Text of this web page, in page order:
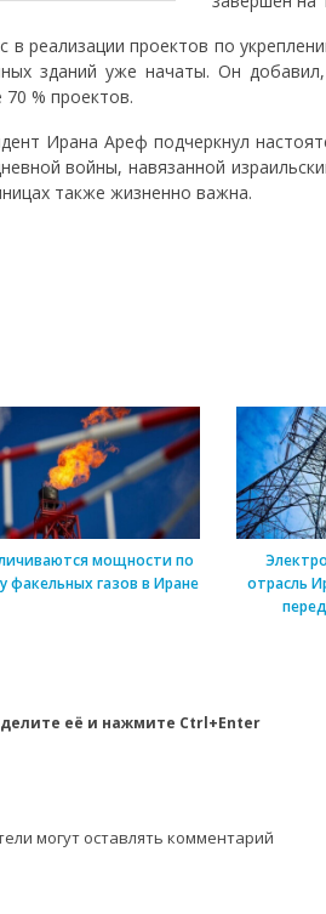
в реализации проектов по
зданий уже начаты. Он
% проектов.
Ирана Ареф подчеркнул
войны, навязанной
также жизненно важна.
мощности по
факельных газов в Иране
отрасль
её и нажмите Ctrl+Enter
могут оставлять комментарий